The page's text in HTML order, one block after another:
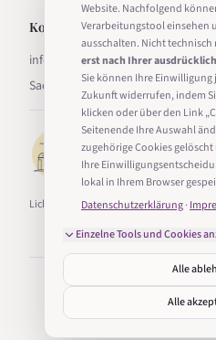
Kontakt
info@lichter-in-sachsen.de
Sachsen, Deutschland
Lichter in Sachsen ist Teil von Taucha24.
©2026Lichter in Sachsen.
Erstellt mit
Website. Nachfolgend
Verarbeitungstool einsehen
ausschalten. Nicht
erst nach Ihrer
Sie können Ihre
Zukunft widerrufen, indem
klicken oder über den Link
Seitenende Ihre Auswahl
zugehörige Cookies
Ihre
lokal in Ihrem Browser
Datenschutzerklärung·
Einzelne Tools und Cookies
Alle
Alle